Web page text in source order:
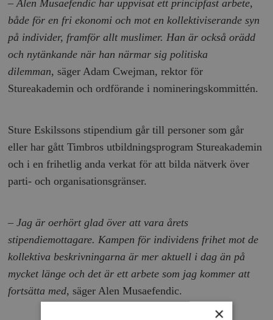
–Alen Musaefendic har uppvisat ett principfast arbete,
både för en fri ekonomi och mot en kollektiviserande syn
på individer, framför allt muslimer. Han är också orädd
och nytänkande när han närmar sig politiska
dilemman, säger Adam Cwejman, rektor för
Stureakademin och ordförande i nomineringskommittén.
Sture Eskilssons stipendium går till personer som går
eller har gått Timbros utbildningsprogram Stureakademin
och i en frihetlig anda verkat för att bilda nätverk över
parti- och organisationsgränser.
–Jag är oerhört glad över att vara årets
stipendiemottagare. Kampen för individens frihet mot de
kollektiva beskrivningarna är mer aktuell i dag än på
mycket länge och det är ett arbete som jag kommer att
fortsätta med, säger Alen Musaefendic.
×